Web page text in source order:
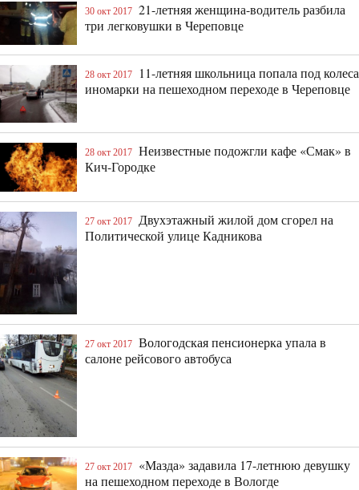
30 окт 2017 21-летняя женщина-водитель разбила
три легковушки в Череповце
28 окт 2017
11-летняя школьница попала под колеса
иномарки на пешеходном переходе в Череповце
28 окт 2017 Неизвестные подожгли кафе «Смак» в
Кич-Городке
27 окт 2017
Двухэтажный жилой дом сгорел на
Политической улице Кадникова
27 окт 2017 Вологодская пенсионерка упала в
салоне рейсового автобуса
27 окт 2017
«Мазда» задавила 17-летнюю девушку
на пешеходном переходе в Вологде